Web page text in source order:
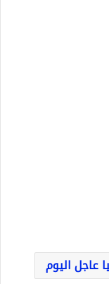
عاجل اليوم